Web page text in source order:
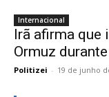
Internacional
Irã afirma que
Ormuz
Politizei - 19 de junho